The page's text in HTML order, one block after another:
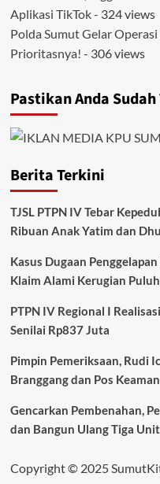
Aplikasi TikTok- 324 views
Polda Sumut Gelar
Prioritasnya! - 306 views
Pastikan Anda
Berita Terkini
TJSL PTPN IV Tebar
Ribuan Anak Yatim dan
Kasus Dugaan
Klaim Alami Kerugian
PTPN IV Regional I
Senilai Rp837 Juta
Pimpin Pemeriksaan, Rudi
Branggang dan Pos
Gencarkan Pembenahan,
dan Bangun Ulang Tiga Unit
Copyright © 2025